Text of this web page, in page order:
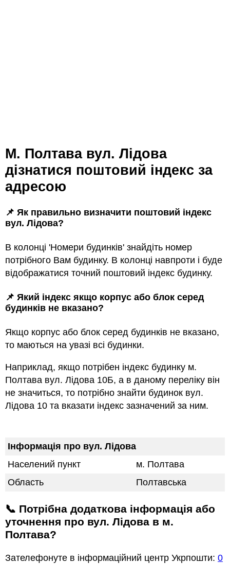
м. Полтава вул. Лідова
дізнатися поштовий індекс за
адресою
📌 Як правильно визначити поштовий індекс
вул. Лідова?
В колонці 'Номери будинків' знайдіть номер
потрібного Вам будинку. В колонці навпроти і буде
відображатися точний поштовий індекс будинку.
📌 Який індекс якщо корпус або блок серед
будинкiв не вказано?
Якщо корпус або блок серед будинкiв не вказано,
то маються на увазi всi будинки.
Наприклад, якщо потрiбен індекс будинку м.
Полтава вул. Лідова 10Б, а в даному переліку він
не значиться, то потрібно знайти будинок вул.
Лідова 10 та вказати індекс зазначений за ним.
Інформація про вул. Лідова
Населений пункт
м. Полтава
Область
Полтавська
📞 Потрібна додаткова інформація або
уточнення про вул. Лідова в м.
Полтава?
Зателефонуте в інформаційний центр Укрпошти: 0